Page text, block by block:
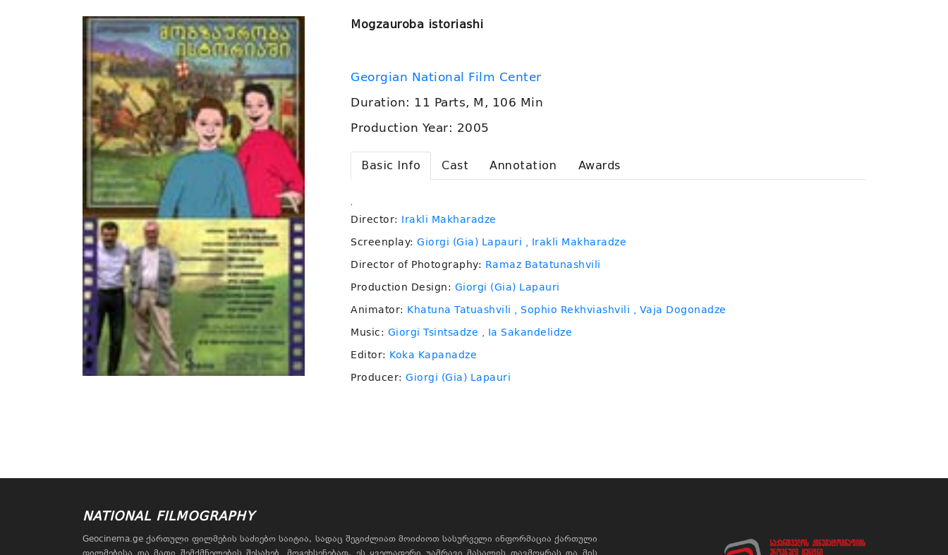
Mogzauroba istoriashi
Georgian National Film Center
Duration: 11 Parts, M, 106 Min
Production Year: 2005
Basic Info Cast Annotation Awards
.
Director: Irakli Makharadze
Screenplay: Giorgi (Gia) Lapauri
, Irakli Makharadze
Director of Photography: Ramaz Batatunashvili
Production Design: Giorgi (Gia) Lapauri
Animator: Khatuna Tatuashvili , Sophio Rekhviashvili
, Vaja Dogonadze
Music: Giorgi Tsintsadze
, Ia Sakandelidze
Editor: Koka Kapanadze
Producer: Giorgi (Gia) Lapauri
NATIONAL FILMOGRAPHY
Geocinema.ge ქართული ფილმების საძიებო საიტია, სადაც შეგიძლიათ მოიძიოთ სასურველი ინფორმაცია ქართული
ფილმებისა და მათი შემქმნელების შესახებ. მოგეხსენებათ, ეს ყველაფერი უამრავი მასალის თავმოყრას და მის